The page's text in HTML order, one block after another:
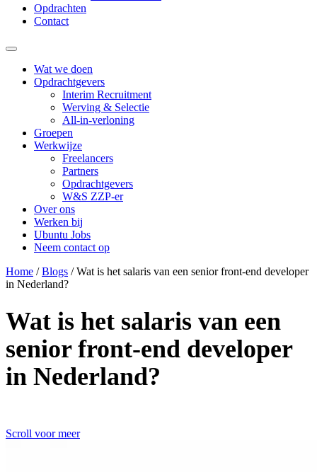
Opdrachten
Contact
Wat we doen
Opdrachtgevers
Interim Recruitment
Werving & Selectie
All-in-verloning
Groepen
Werkwijze
Freelancers
Partners
Opdrachtgevers
W&S ZZP-er
Over ons
Werken bij
Ubuntu Jobs
Neem contact op
Home /Blogs /Wat is het salaris van een senior front-end developer
in Nederland?
Wat is het salaris van een
senior front-end developer
in Nederland?
Scroll voor meer